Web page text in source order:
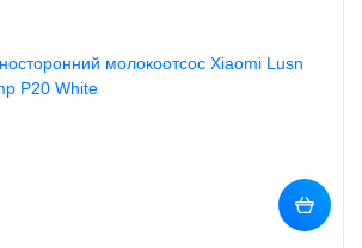
молокоотсос Xiaomi Lusn
P20 White